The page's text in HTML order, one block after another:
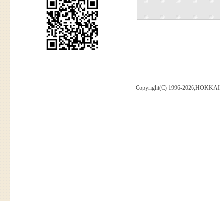
Copyright(C) 1996-